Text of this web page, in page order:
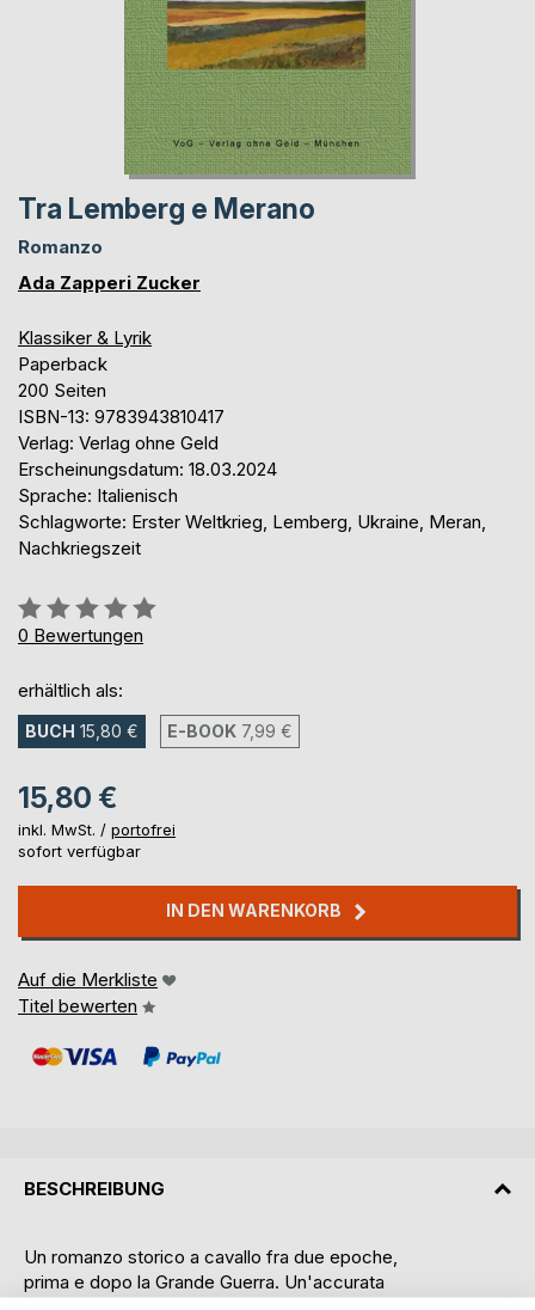
Tra Lemberg e Merano
Romanzo
Ada Zapperi Zucker
Klassiker & Lyrik
Paperback
200 Seiten
ISBN-13: 9783943810417
Verlag: Verlag ohne Geld
Erscheinungsdatum: 18.03.2024
Sprache: Italienisch
Schlagworte: Erster Weltkrieg, Lemberg, Ukraine, Meran,
Nachkriegszeit
Bewertung::
0%
0 Bewertungen
erhältlich als:
BUCH 15,80 € E-BOOK 7,99 €
15,80 €
inkl. MwSt. / portofrei
sofort verfügbar
IN DEN WARENKORB
Auf die Merkliste
Titel bewerten
BESCHREIBUNG
Un romanzo storico a cavallo fra due epoche,
prima e dopo la Grande Guerra. Un'accurata